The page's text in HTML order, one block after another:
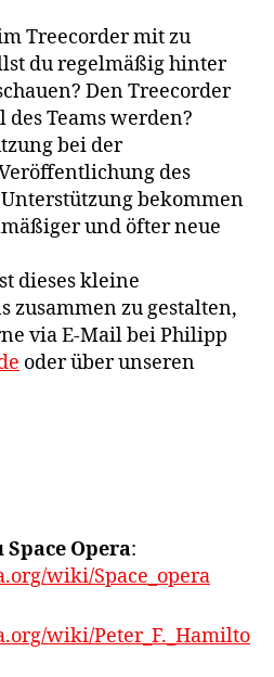
Treecorder mit zu
du regelmäßig hinter
Den Treecorder
Teams werden?
bei der
des
bekommen
und öfter neue
dieses kleine
zusammen zu gestalten,
via E-Mail bei Philipp
oder über unseren
Opera:
wiki/Space_opera
wiki/Peter_F._Hamilto